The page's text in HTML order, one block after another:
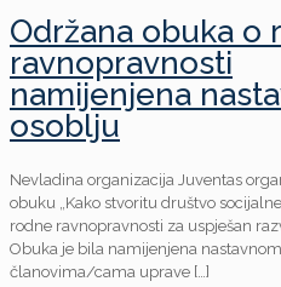
Održana obuka o
ravnopravnosti
namijenjena
osoblju
Nevladina organizacija Juventas
obuku „Kako stvoritu društvo
rodne ravnopravnosti za uspješan
Obuka je bila namijenjena
članovima/cama uprave […]